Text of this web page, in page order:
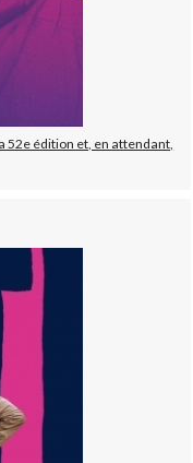
52e édition et, en attendant,